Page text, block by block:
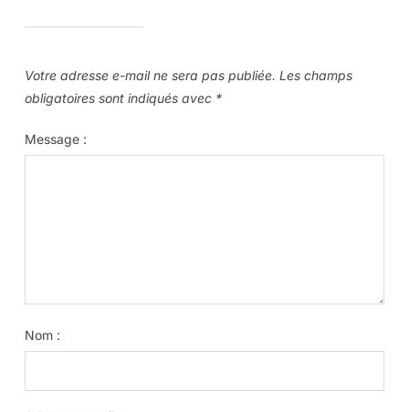
Votre adresse e-mail ne sera pas publiée. Les champs
obligatoires sont indiqués avec *
Message :
Nom :